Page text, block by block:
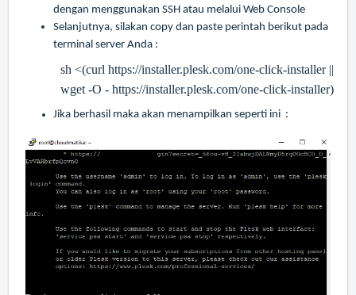
dengan menggunakan SSH atau melalui Web Console
Selanjutnya, silakan copy dan paste perintah berikut pada
terminal server Anda :
sh <(curl https://installer.plesk.com/one-click-installer||
wget -O - https://installer.plesk.com/one-click-installer)
Jika berhasil maka akan menampilkan seperti ini :